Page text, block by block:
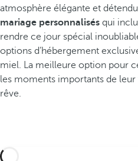
atmosphère élégante et
mariage personnalisés qui
rendre ce jour spécial
options d’hébergement
miel. La meilleure option pour
les moments importants de leur
rêve.